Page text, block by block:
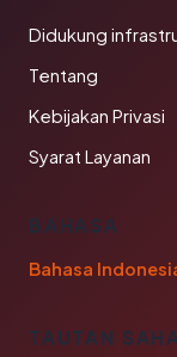
Didukung
Tentang
Kebijakan Privasi
Syarat Layanan
BAHASA
Bahasa
TAUTAN